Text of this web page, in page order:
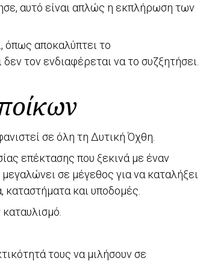
αυτό είναι απλώς η εκπλήρωση των
όπως αποκαλύπτει το
δεν τον ενδιαφέρεται να το συζξητήσει.
σε όλη τη Δυτική Όχθη.
επέκτασης που ξεκινά με έναν
σε μέγεθος για να καταλήξει
καταστήματα και υποδομές.
τους να μιλήσουν σε